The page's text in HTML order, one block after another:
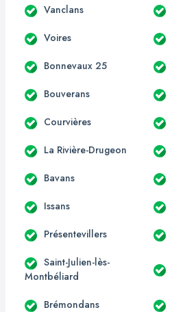
Vanclans
Voires
Bonnevaux 25
Bouverans
Courvières
La Rivière-Drugeon
Bavans
Issans
Présentevillers
Saint-Julien-lès-
Montbéliard
Brémondans